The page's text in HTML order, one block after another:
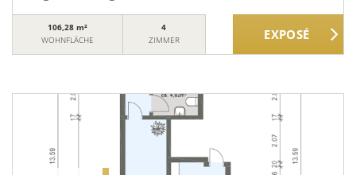
106,28 m²
WOHNFLÄCHE
4
ZIMMER